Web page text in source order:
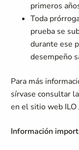
primeros
Toda
prueba se
durante ese
desempeño
Para más
sírvase consultar
en el sitio web ILO
Información